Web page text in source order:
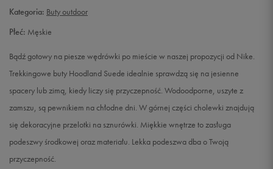
42,5 27 cm
44 28 cm Powiadom o dostępności
28,5 cm Powiadom o dostępności
45,5
Kategoria: Buty outdoor
Płeć: Męskie
Bądź gotowy na piesze wędrówki po mieście w naszej propozycji od Nike.
Trekkingowe buty Hoodland Suede idealnie sprawdzą się na jesienne
spacery lub zimą, kiedy liczy się przyczepność. Wodoodporne, uszyte z
zamszu, są pewnikiem na chłodne dni. W górnej części cholewki znajdują
się dekoracyjne przelotki na sznurówki. Miękkie wnętrze to zasługa
podeszwy środkowej oraz materiału. Lekka podeszwa dba o Twoją
przyczepność.